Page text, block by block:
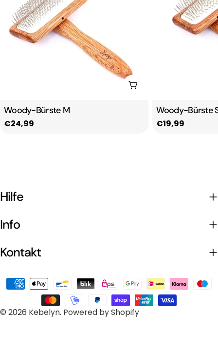
In Den Warenkorb
Woody-Bürste M
Regulärer
€24,99
Woody-Bürste
Regulärer
€19,99
Hilfe
Info
Kontakt
© 2026 Kebelyn. Powered by Shopify
Zahlungsarten